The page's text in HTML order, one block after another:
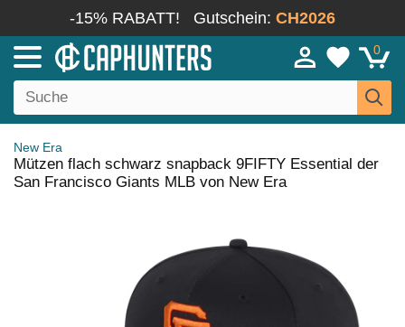
-15% RABATT! Gutschein: CH2026
0
New Era
Mützen flach schwarz snapback 9FIFTY Essential der
San Francisco Giants MLB von New Era